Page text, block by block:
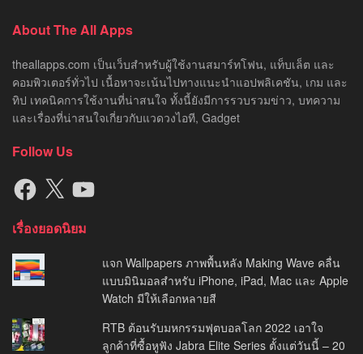
About The All Apps
theallapps.com เป็นเว็บสำหรับผู้ใช้งานสมาร์ทโฟน, แท็บเล็ต และ
คอมพิวเตอร์ทั่วไป เนื้อหาจะเน้นไปทางแนะนำแอปพลิเคชัน, เกม และ
ทิป เทคนิคการใช้งานที่น่าสนใจ ทั้งนี้ยังมีการรวบรวมข่าว, บทความ
และเรื่องที่น่าสนใจเกี่ยวกับแวดวงไอที, Gadget
Follow Us
Facebook
X YouTube
เรื่องยอดนิยม
แจก Wallpapers ภาพพื้นหลัง Making Wave คลื่น
แบบมินิมอลสำหรับ iPhone, iPad, Mac และ Apple
Watch มีให้เลือกหลายสี
RTB ต้อนรับมหกรรมฟุตบอลโลก 2022 เอาใจ
ลูกค้าที่ซื้อหูฟัง Jabra Elite Series ตั้งแต่วันนี้ – 20